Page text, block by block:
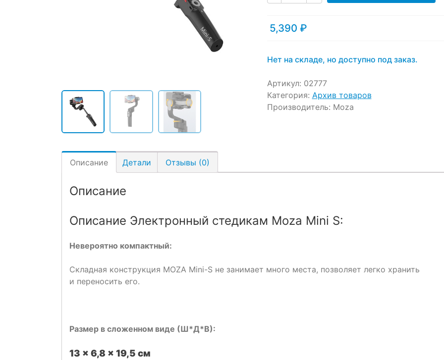
5,390 ₽
Нет на складе, но доступно под заказ.
Артикул: 02777
Категория: Архив товаров
Производитель: Moza
Описание Детали Отзывы (0)
Описание
Описание Электронный стедикам Moza Mini S:
Невероятно компактный:
Складная конструкция MOZA Mini-S не занимает много места, позволяет легко хранить
и переносить его.
Размер в сложенном виде (Ш*Д*В):
13 x 6,8 x 19,5 см